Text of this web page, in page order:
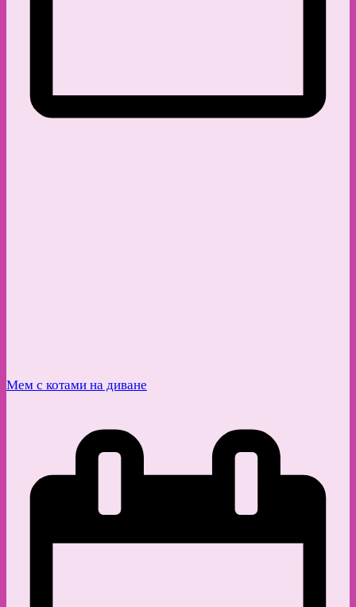
Мем с котами на диване